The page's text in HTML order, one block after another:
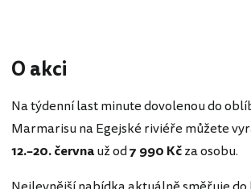
O akci
Na týdenní last minute dovolenou do
Marmarisu na Egejské riviéře můžete
12.–20. červnauž od7 990 Kčza osobu.